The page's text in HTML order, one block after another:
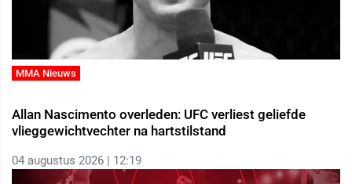
MMA Nieuws
Allan Nascimento overleden: UFC verliest geliefde
vlieggewichtvechter na hartstilstand
04 augustus 2026 | 12:19